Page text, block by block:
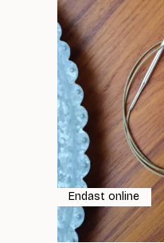
Endast online